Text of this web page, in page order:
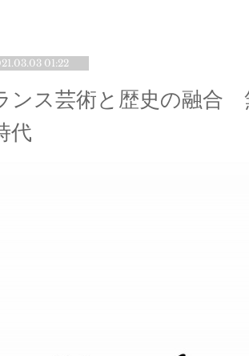
01:22
ンス芸術と歴史の融合
代